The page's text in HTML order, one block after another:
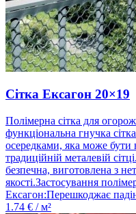
Сітка Ексагон 20×19
Полімерна сітка для
функціональна гнучка
осередками, яка може бути
традиційній металевій
безпечна, виготовлена ​​з
якості.Застосування
Ексагон:Перешкоджає
1.74 € / м²